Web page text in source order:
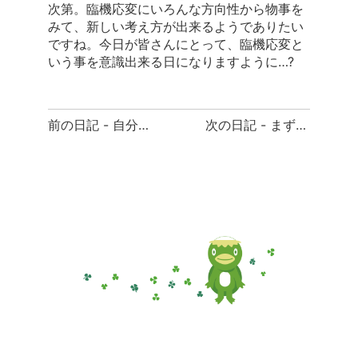
次第。臨機応変にいろんな方向性から物事を
みて、新しい考え方が出来るようでありたい
ですね。今日が皆さんにとって、臨機応変と
いう事を意識出来る日になりますように…?
前
前の日記 - 自分と向き合う時間 次の日記 - まず聞いてみよう